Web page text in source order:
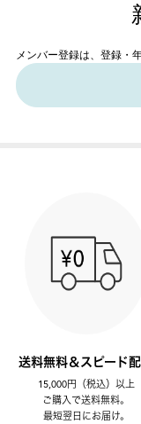
メンバー登録は、登録・
送料無料＆スピード
15,000円（税込）以上
ご購入で送料無料。
最短翌日にお届け。